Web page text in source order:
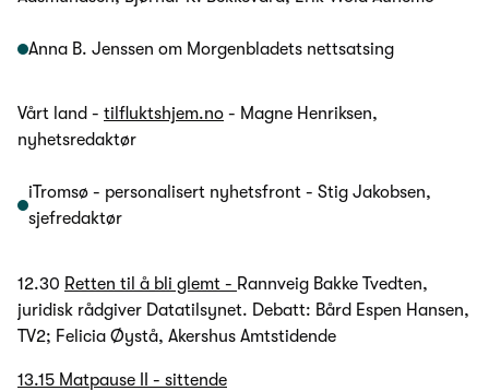
Anna B. Jenssen om Morgenbladets nettsatsing
Vårt land - tilfluktshjem.no - Magne Henriksen,
nyhetsredaktør
iTromsø - personalisert nyhetsfront - Stig Jakobsen,
sjefredaktør
12.30 Retten til å bli glemt - Rannveig Bakke Tvedten,
juridisk rådgiver Datatilsynet. Debatt: Bård Espen Hansen,
TV2; Felicia Øystå, Akershus Amtstidende
13.15 Matpause II - sittende